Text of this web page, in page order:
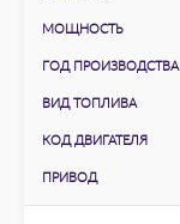
МОЩНОСТЬ
ГОД ПРОИЗВОДСТВА
ВИД ТОПЛИВА
КОД ДВИГАТЕЛЯ
ПРИВОД